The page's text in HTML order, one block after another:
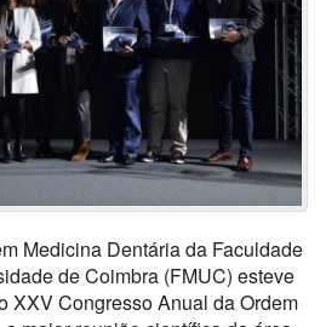
Medicina Dentária da Faculdade
de Coimbra (FMUC) esteve
XXV Congresso Anual da Ordem